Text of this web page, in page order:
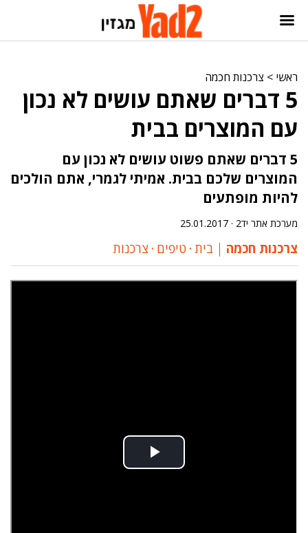
ראשי > צרכנות חכמה
5 דברים שאתם עושים לא נכון
עם המוצרים בבית
5 דברים שאתם פשוט עושים לא נכון עם
המוצרים שלכם בבית. אמיתי לגמרי, אתם הולכים
להיות מופתעים
מערכת אתר יד2 · 25.01.2017
צרכנות חכמה בית ‧ טיפים ‧ צרכנות